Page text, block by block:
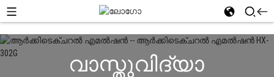
വാസ്തുവിദ്യാ